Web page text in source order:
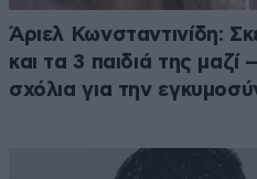
Άριελ Κωνσταντινίδη:
και τα 3 παιδιά της
σχόλια για την